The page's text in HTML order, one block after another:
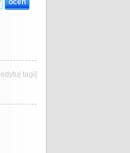
edytuj tagi]